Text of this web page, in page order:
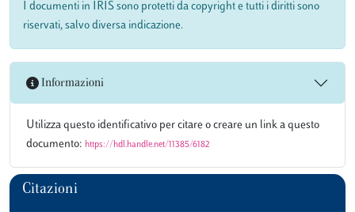
I documenti in IRIS sono protetti da copyright e tutti i diritti sono
riservati, salvo diversa indicazione.
Informazioni
Utilizza questo identificativo per citare o creare un link a questo
documento: https://hdl.handle.net/11385/6182
Citazioni